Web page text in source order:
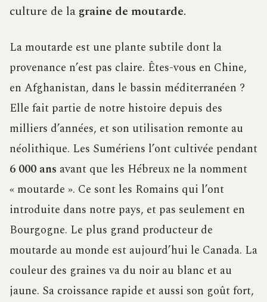
culture de la graine de moutarde.
La moutarde est une plante subtile dont la
provenance n’est pas claire. Êtes-vous en Chine,
en Afghanistan, dans le bassin méditerranéen ?
Elle fait partie de notre histoire depuis des
milliers d’années, et son utilisation remonte au
néolithique. Les Sumériens l’ont cultivée pendant
6 000 ans avant que les Hébreux ne la nomment
« moutarde ». Ce sont les Romains qui l’ont
introduite dans notre pays, et pas seulement en
Bourgogne. Le plus grand producteur de
moutarde au monde est aujourd’hui le Canada. La
couleur des graines va du noir au blanc et au
jaune. Sa croissance rapide et aussi son goût fort,